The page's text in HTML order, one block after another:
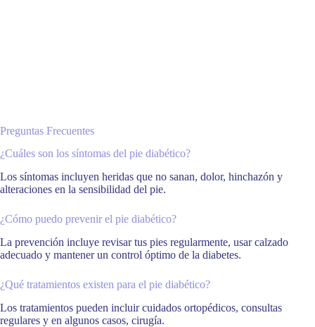
Preguntas Frecuentes
¿Cuáles son los síntomas del pie diabético?
Los síntomas incluyen heridas que no sanan, dolor, hinchazón y
alteraciones en la sensibilidad del pie.
¿Cómo puedo prevenir el pie diabético?
La prevención incluye revisar tus pies regularmente, usar calzado
adecuado y mantener un control óptimo de la diabetes.
¿Qué tratamientos existen para el pie diabético?
Los tratamientos pueden incluir cuidados ortopédicos, consultas
regulares y en algunos casos, cirugía.